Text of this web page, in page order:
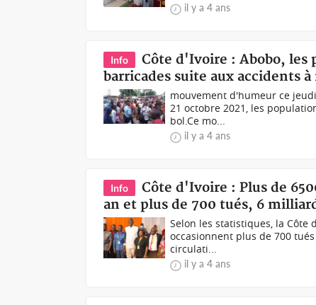
il y a 4 ans
Info
Côte d'Ivoire : Abobo, les
barricades suite aux accidents
mouvement d'humeur ce
21 octobre 2021, les
bol.Ce mo...
il y a 4 ans
Info
Côte d'Ivoire : Plus de
an et plus de 700 tués, 6
Selon les statistiques, la Côte
occasionnent plus de 700
circulati...
il y a 4 ans